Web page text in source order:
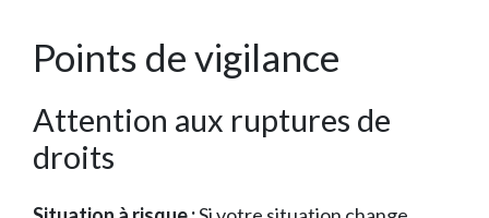
Points de vigilance
Attention aux ruptures de
droits